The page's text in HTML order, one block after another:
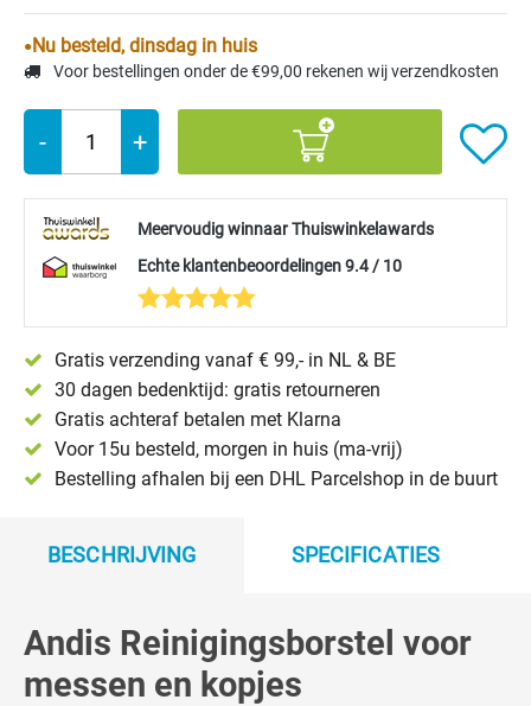
Nu besteld, dinsdag in huis
Voor bestellingen onder de €99,00 rekenen wij verzendkosten
- +
Meervoudig winnaar Thuiswinkelawards
Echte klantenbeoordelingen 9.4 / 10
Gratis verzending vanaf € 99,- in NL & BE
30 dagen bedenktijd: gratis retourneren
Gratis achteraf betalen met Klarna
Voor 15u besteld, morgen in huis (ma-vrij)
Bestelling afhalen bij een DHL Parcelshop in de buurt
BESCHRIJVING SPECIFICATIES
Andis Reinigingsborstel voor
messen en kopjes